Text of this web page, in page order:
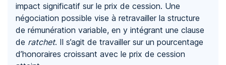
impact significatif sur le prix de cession. Une
négociation possible vise à retravailler la structure
de rémunération variable, en y intégrant une clause
de ratchet. Il s’agit de travailler sur un pourcentage
d’honoraires croissant avec le prix de cession